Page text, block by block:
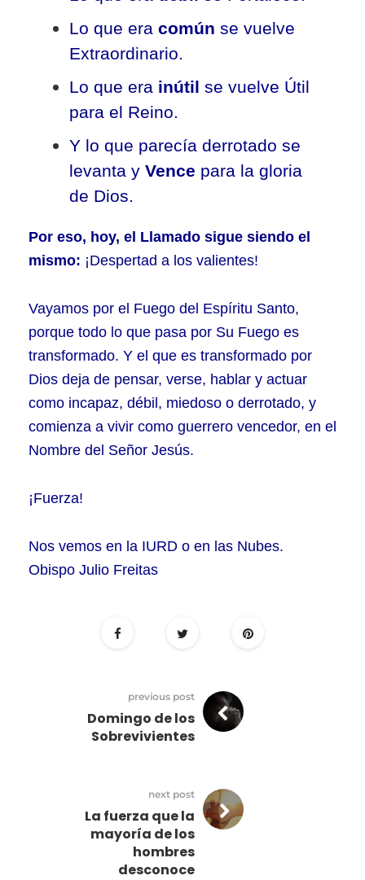
Lo que era común se vuelve
Extraordinario.
Lo que era inútil se vuelve Útil
para el Reino.
Y lo que parecía derrotado se
levanta y Vence para la gloria
de Dios.
Por eso, hoy, el Llamado sigue siendo el
mismo: ¡Despertad a los valientes!
Vayamos por el Fuego del Espíritu Santo,
porque todo lo que pasa por Su Fuego es
transformado. Y el que es transformado por
Dios deja de pensar, verse, hablar y actuar
como incapaz, débil, miedoso o derrotado, y
comienza a vivir como guerrero vencedor, en el
Nombre del Señor Jesús.
¡Fuerza!
Nos vemos en la IURD o en las Nubes.
Obispo Julio Freitas
previous post
Domingo de los
Sobrevivientes
next post
La fuerza que la
mayoría de los
hombres
desconoce